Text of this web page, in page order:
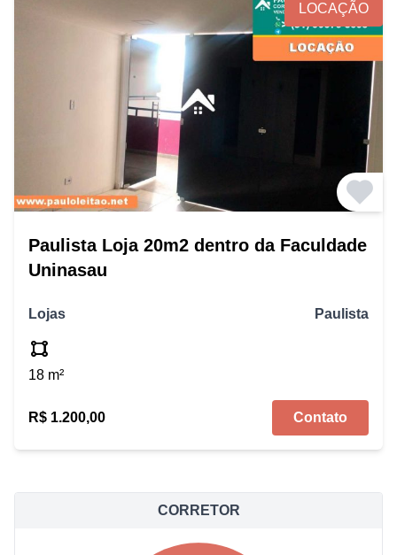
LOCAÇÃO
Paulista Loja 20m2 dentro da Faculdade
Uninasau
Lojas Paulista
18 m²
R$ 1.200,00 Contato
CORRETOR